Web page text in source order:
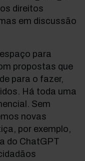
direitos
em discussão
para
propostas que
para o fazer,
Há toda uma
Sem
novas
por exemplo,
do ChatGPT